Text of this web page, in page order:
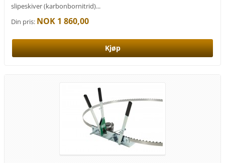
slipeskiver (karbonbornitrid)...
Din pris: NOK 1 860,00